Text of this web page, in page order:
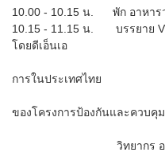
10.00 - 10.15 น. พัก อาหาร
10.15 - 11.15 น. บรรยาย V
โดยดีเอ็นเอ
ระบบการตร
การในประเทศไทย
ปัญหาและอุป
ของโครงการป้องกันและ
โรคธาลั
วิทยากร อ.นพ.ช